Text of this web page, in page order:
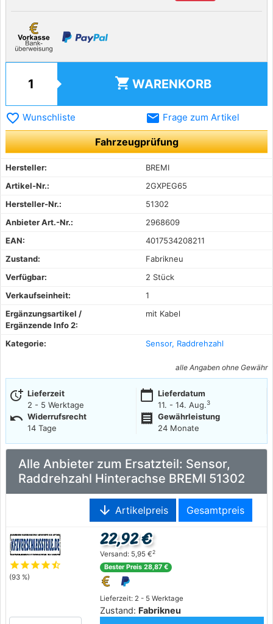
shopping_cart WARENKORB
favorite_border Wunschliste email Frage zum Artikel
Fahrzeugprüfung
Hersteller:
BREMI
Artikel-Nr.:
2GXPEG65
Hersteller-Nr.:
51302
Anbieter Art.-Nr.:
2968609
EAN:
4017534208211
Zustand:
Fabrikneu
Verfügbar:
2 Stück
Verkaufseinheit:
1
Ergänzungsartikel /
Ergänzende Info 2:
mit Kabel
Kategorie: Sensor, Raddrehzahl
alle Angaben ohne Gewähr
more_time Lieferzeit
2 - 5 Werktage
calendar_today Lieferdatum
11. - 14. Aug.3
undo Widerrufsrecht
14 Tage
receipt
Gewährleistung
24 Monate
Alle Anbieter zum Ersatzteil: Sensor,
Raddrehzahl Hinterachse BREMI 51302
arrow_downward Artikelpreis Gesamtpreis
starstarstarstarstar_half
(93 %)
Lieferzeit: 2 - 5 Werktage
Zustand: Fabrikneu
22,92 €
Versand: 5,95 €2
Bester Preis 28,87 €